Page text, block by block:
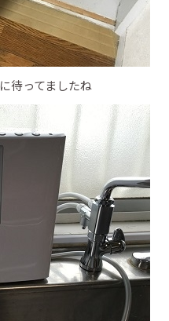
待ってましたね